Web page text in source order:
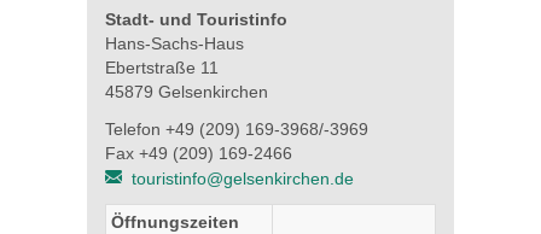
Stadt- und Touristinfo
Hans-Sachs-Haus
Ebertstraße 11
45879 Gelsenkirchen
Telefon +49 (209) 169-3968/-3969
Fax +49 (209) 169-2466
touristinfo@gelsenkirchen.de
Öffnungszeiten